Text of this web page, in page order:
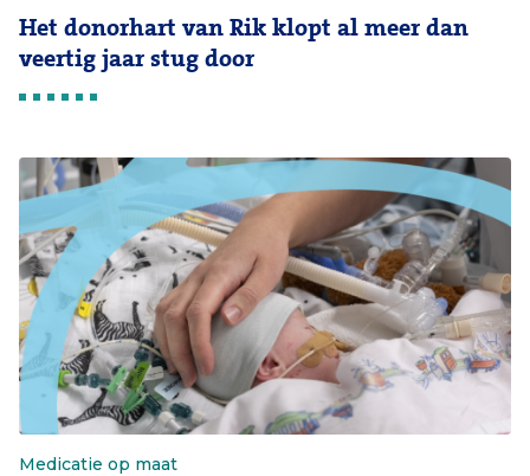
Het donorhart van Rik klopt al meer dan
veertig jaar stug door
Medicatie op maat